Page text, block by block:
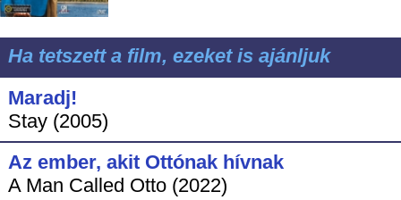
Ha tetszett a film, ezeket is ajánljuk
Maradj!
Stay (2005)
Az ember, akit Ottónak hívnak
A Man Called Otto (2022)